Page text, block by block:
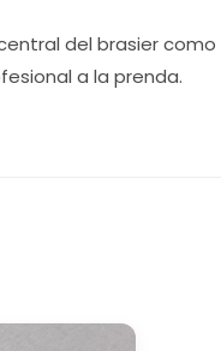
del brasier
a la prenda.